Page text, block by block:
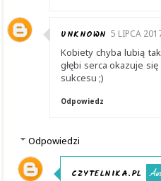
UNKNOWN 5 LIPCA
Kobiety chyba lubią
głębi serca okazuje
sukcesu ;)
Odpowiedz
Odpowiedzi
CZYTELNIKA.PL